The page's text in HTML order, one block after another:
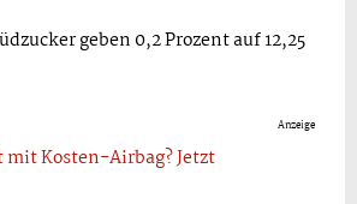
geben 0,2 Prozent auf 12,25
Anzeige
Kosten-Airbag? Jetzt